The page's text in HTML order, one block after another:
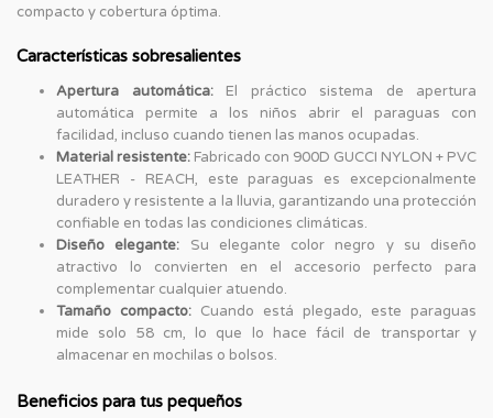
compacto y cobertura óptima.
Características sobresalientes
Apertura automática:El práctico sistema de apertura
automática permite a los niños abrir el paraguas con
facilidad, incluso cuando tienen las manos ocupadas.
Material resistente: Fabricado con 900D GUCCI NYLON + PVC
LEATHER - REACH, este paraguas es excepcionalmente
duradero y resistente a la lluvia, garantizando una protección
confiable en todas las condiciones climáticas.
Diseño elegante: Su elegante color negro y su diseño
atractivo lo convierten en el accesorio perfecto para
complementar cualquier atuendo.
Tamaño compacto: Cuando está plegado, este paraguas
mide solo 58 cm, lo que lo hace fácil de transportar y
almacenar en mochilas o bolsos.
Beneficios para tus pequeños